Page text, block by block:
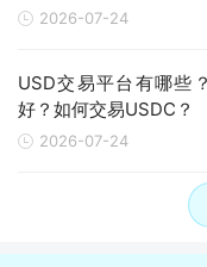
2026-07-24
USD交易平台有哪些
好？如何交易USDC？
2026-07-24